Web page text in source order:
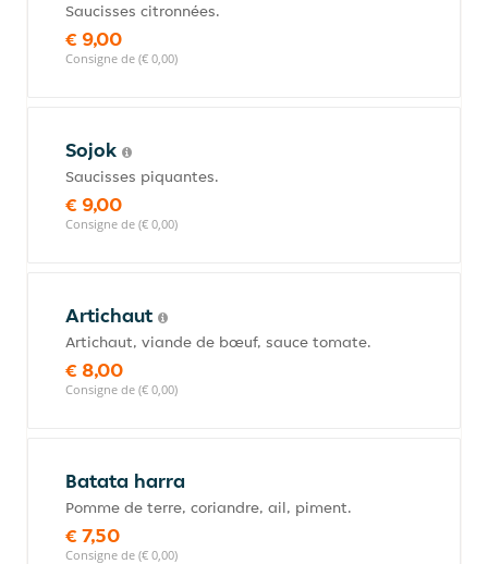
Saucisses citronnées.
€ 9,00
Consigne de (€ 0,00)
Sojok
Saucisses piquantes.
€ 9,00
Consigne de (€ 0,00)
Artichaut
Artichaut, viande de bœuf, sauce tomate.
€ 8,00
Consigne de (€ 0,00)
Batata harra
Pomme de terre, coriandre, ail, piment.
€ 7,50
Consigne de (€ 0,00)